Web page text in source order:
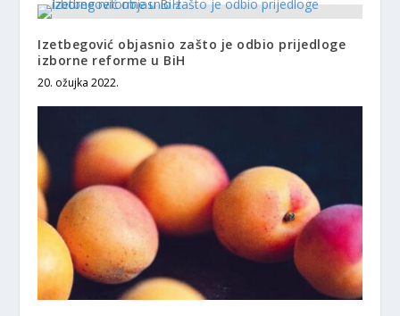
Izetbegović objasnio zašto je odbio prijedloge
izborne reforme u BiH
20. ožujka 2022.